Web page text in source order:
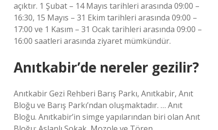
açıktır. 1 Şubat – 14 Mayıs tarihleri ​​arasında 09:00 –
16:30, 15 Mayıs – 31 Ekim tarihleri ​​arasında 09:00 –
17:00 ve 1 Kasım – 31 Ocak tarihleri ​​arasında 09:00 –
16:00 saatleri arasında ziyaret mümkündür.
Anıtkabir’de nereler gezilir?
Anıtkabir Gezi Rehberi Barış Parkı, Anıtkabir, Anıt
Bloğu ve Barış Parkı’ndan oluşmaktadır. … Anıt
Bloğu. Anıtkabir’in simge yapılarından biri olan Anıt